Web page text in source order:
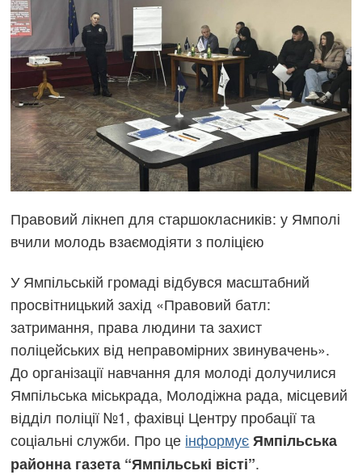
Правовий лікнеп для старшокласників: у Ямполі
вчили молодь взаємодіяти з поліцією
У Ямпільській громаді відбувся масштабний
просвітницький захід «Правовий батл:
затримання, права людини та захист
поліцейських від неправомірних звинувачень».
До організації навчання для молоді долучилися
Ямпільська міськрада, Молодіжна рада, місцевий
відділ поліції №1, фахівці Центру пробації та
соціальні служби. Про це інформує Ямпільська
районна газета “Ямпільські вісті”.